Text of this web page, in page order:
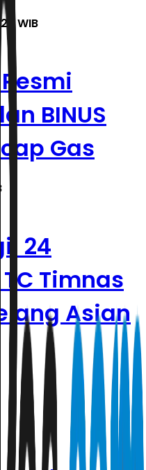
WIB
BINUS
Gas
24
Timnas
Asian